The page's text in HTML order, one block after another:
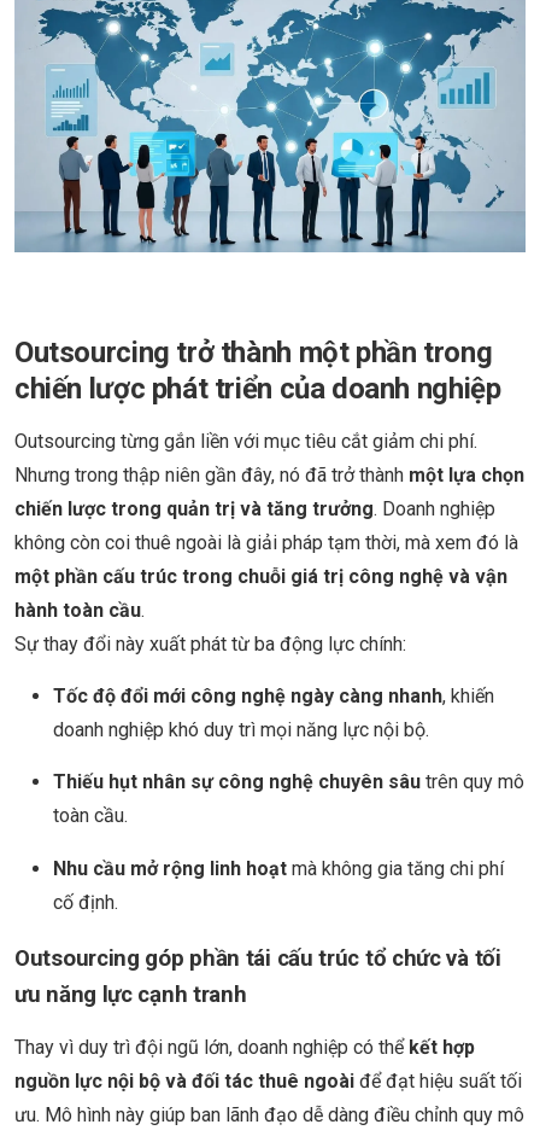
Outsourcing trở thành một phần trong
chiến lược phát triển của doanh nghiệp
Outsourcing từng gắn liền với mục tiêu cắt giảm chi phí.
Nhưng trong thập niên gần đây, nó đã trở thành một lựa chọn
chiến lược trong quản trị và tăng trưởng. Doanh nghiệp
không còn coi thuê ngoài là giải pháp tạm thời, mà xem đó là
một phần cấu trúc trong chuỗi giá trị công nghệ và vận
hành toàn cầu.
Sự thay đổi này xuất phát từ ba động lực chính:
Tốc độ đổi mới công nghệ ngày càng nhanh, khiến
doanh nghiệp khó duy trì mọi năng lực nội bộ.
Thiếu hụt nhân sự công nghệ chuyên sâu trên quy mô
toàn cầu.
Nhu cầu mở rộng linh hoạt mà không gia tăng chi phí
cố định.
Outsourcing góp phần tái cấu trúc tổ chức và tối
ưu năng lực cạnh tranh
Thay vì duy trì đội ngũ lớn, doanh nghiệp có thể kết hợp
nguồn lực nội bộ và đối tác thuê ngoài để đạt hiệu suất tối
ưu. Mô hình này giúp ban lãnh đạo dễ dàng điều chỉnh quy mô